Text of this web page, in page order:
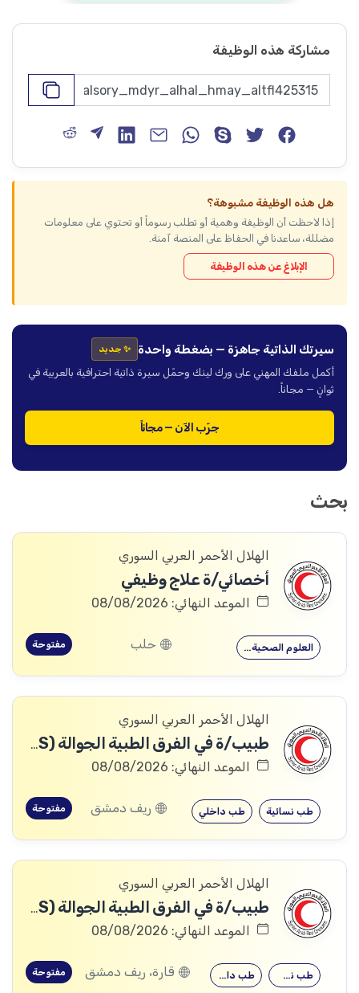
مشاركة هذه الوظيفة
هل هذه الوظيفة مشبوهة؟
إذا لاحظت أن الوظيفة وهمية أو تطلب رسوماً أو تحتوي على معلومات
مضللة، ساعدنا في الحفاظ على المنصة آمنة.
الإبلاغ عن هذه الوظيفة
سيرتك الذاتية جاهزة — بضغطة واحدة ✨ جديد
أكمل ملفك المهني على ورك لينك وحمّل سيرة ذاتية احترافية بالعربية في
ثوانٍ — مجاناً.
جرّب الآن — مجاناً
بحث
الهلال الأحمر العربي السوري
أخصائي/ة علاج وظيفي
الموعد النهائي: 08/08/2026
العلوم الصحية… حلب مفتوحة
الهلال الأحمر العربي السوري
طبيب/ة في الفرق الطبية الجوالة (691HRS)
الموعد النهائي: 08/08/2026
طب داخلي طب نسائية ريف دمشق مفتوحة
الهلال الأحمر العربي السوري
طبيب/ة في الفرق الطبية الجوالة (701HRS)
الموعد النهائي: 08/08/2026
طب داخلي طب نسائية قارة، ريف دمشق مفتوحة